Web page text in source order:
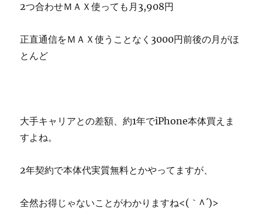
2つ合わせＭＡＸ使っても月3,908円
正直通信をＭＡＸ使うことなく3000円前後の月がほ
とんど
大手キャリアとの差額、約1年でiPhone本体買えま
すよね。
2年契約で本体代実質無料とかやってますが、
全然お得じゃないことがわかりますね<(｀^´)>